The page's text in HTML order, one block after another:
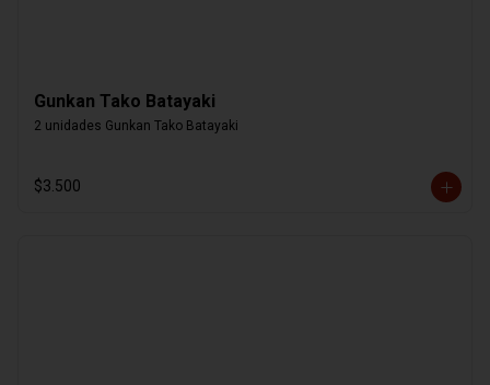
Gunkan Tako Batayaki
2 unidades Gunkan Tako Batayaki
$3.500